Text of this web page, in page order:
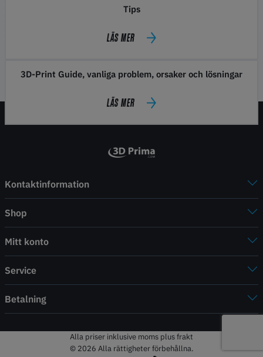
Tips
LÄS MER
3D-Print Guide, vanliga problem, orsaker och lösningar
LÄS MER
Kontaktinformation
Shop
Mitt konto
Service
Betalning
Alla priser inklusive moms plus frakt
© 2026 Alla rättigheter förbehållna.